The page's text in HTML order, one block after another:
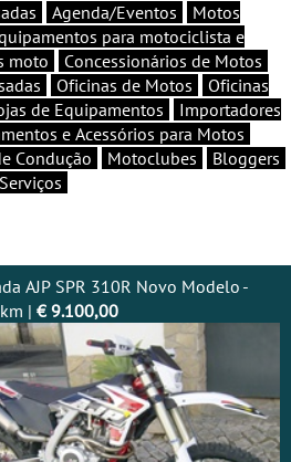
Agenda/Eventos
Motos
para motociclista e
moto
Concessionários de Motos
Oficinas de Motos
Oficinas
de Equipamentos
Importadores
e Acessórios para Motos
Condução
Motoclubes
Bloggers
Serviços
AJP SPR 310R Novo Modelo -
| € 9.100,00